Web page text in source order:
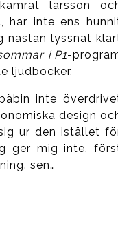
larsson
har inte ens
nästan lyssnat
i P1-
ljudböcker.
inte
design
ur den istället
ger mig inte.
sen…